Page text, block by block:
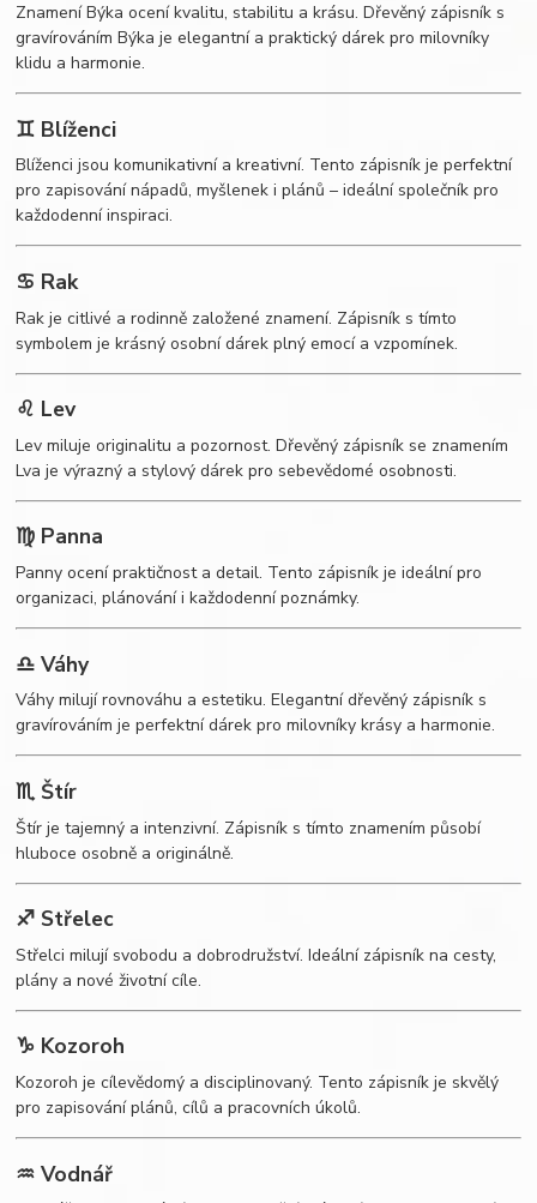
Znamení Býka ocení kvalitu, stabilitu a krásu. Dřevěný zápisník s
gravírováním Býka je elegantní a praktický dárek pro milovníky
klidu a harmonie.
♊ Blíženci
Blíženci jsou komunikativní a kreativní. Tento zápisník je perfektní
pro zapisování nápadů, myšlenek i plánů – ideální společník pro
každodenní inspiraci.
♋ Rak
Rak je citlivé a rodinně založené znamení. Zápisník s tímto
symbolem je krásný osobní dárek plný emocí a vzpomínek.
♌ Lev
Lev miluje originalitu a pozornost. Dřevěný zápisník se znamením
Lva je výrazný a stylový dárek pro sebevědomé osobnosti.
♍ Panna
Panny ocení praktičnost a detail. Tento zápisník je ideální pro
organizaci, plánování i každodenní poznámky.
♎ Váhy
Váhy milují rovnováhu a estetiku. Elegantní dřevěný zápisník s
gravírováním je perfektní dárek pro milovníky krásy a harmonie.
♏ Štír
Štír je tajemný a intenzivní. Zápisník s tímto znamením působí
hluboce osobně a originálně.
♐ Střelec
Střelci milují svobodu a dobrodružství. Ideální zápisník na cesty,
plány a nové životní cíle.
♑ Kozoroh
Kozoroh je cílevědomý a disciplinovaný. Tento zápisník je skvělý
pro zapisování plánů, cílů a pracovních úkolů.
♒ Vodnář